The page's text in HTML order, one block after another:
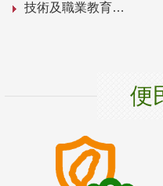
技術及職業教育
便